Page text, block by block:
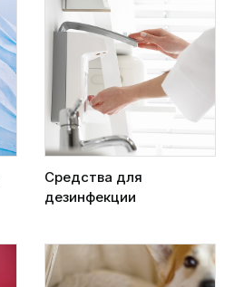
Средства для
дезинфекции